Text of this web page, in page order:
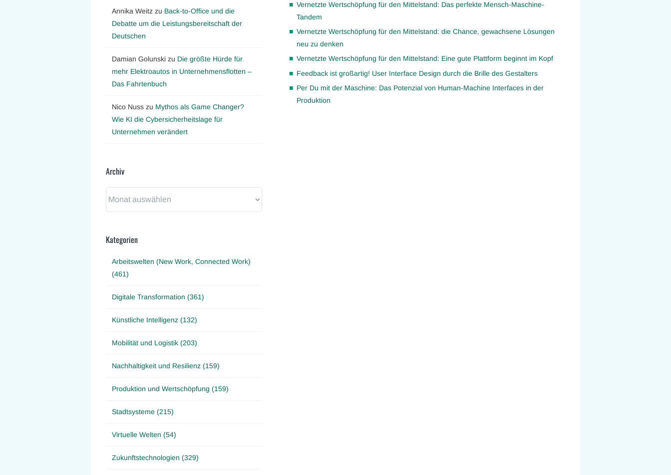
Vernetzte Wertschöpfung für den Mittelstand: Das perfekte Mensch-Maschine-
Tandem
Vernetzte Wertschöpfung für den Mittelstand: die Chance, gewachsene Lösungen
neu zu denken
Vernetzte Wertschöpfung für den Mittelstand: Eine gute Plattform beginnt im Kopf
Feedback ist großartig! User Interface Design durch die Brille des Gestalters
Per Du mit der Maschine: Das Potenzial von Human-Machine Interfaces in der
Produktion
Annika Weitz zu Back-to-Office und die
Debatte um die Leistungsbereitschaft der
Deutschen
Damian Golunski zu Die größte Hürde für
mehr Elektroautos in Unternehmensflotten –
Das Fahrtenbuch
Nico Nuss zu Mythos als Game Changer?
Wie KI die Cybersicherheitslage für
Unternehmen verändert
Archiv
Kategorien
Arbeitswelten (New Work, Connected Work)
(461)
Digitale Transformation (361)
Künstliche Intelligenz (132)
Mobilität und Logistik (203)
Nachhaltigkeit und Resilienz (159)
Produktion und Wertschöpfung (159)
Stadtsysteme (215)
Virtuelle Welten (54)
Zukunftstechnologien (329)